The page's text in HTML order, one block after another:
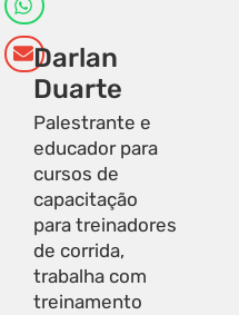
Darlan
Duarte
Palestrante e
educador para
cursos de
capacitação
para treinadores
de corrida,
trabalha com
treinamento